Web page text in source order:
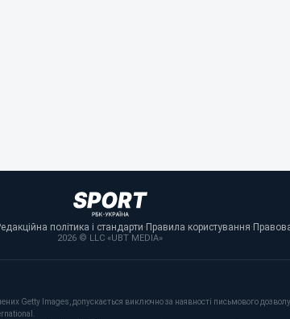
політика і стандарти· Правила користування·
2026 © LLC «UBT MEDIA»
Getty Images, допускається виключно за наявності письмового